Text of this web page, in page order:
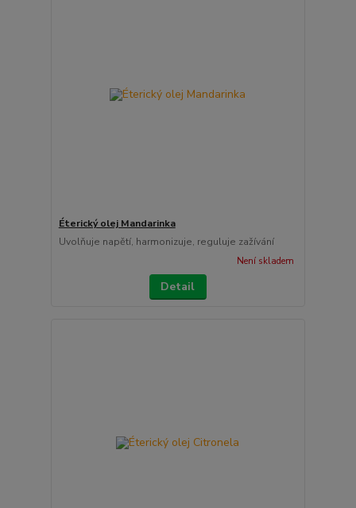
Éterický olej Mandarinka
Uvolňuje napětí, harmonizuje, reguluje zažívání
Není skladem
Detail